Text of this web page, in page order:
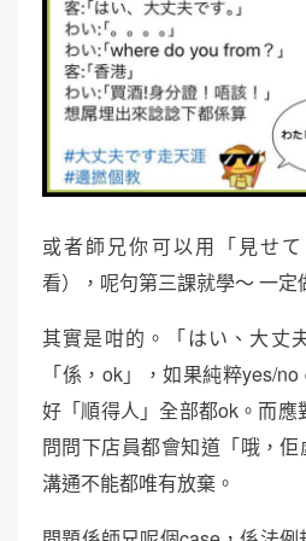
或者師兄你可以用「見せ
看），呢句第三課就學～ 一定
其實是咁的。「はい、大丈
「係，ok」，如果純粹yes/
好「順得人」全部都ok。而應
問問下店員都會知道「哦，
溝通不能都唯有放棄。